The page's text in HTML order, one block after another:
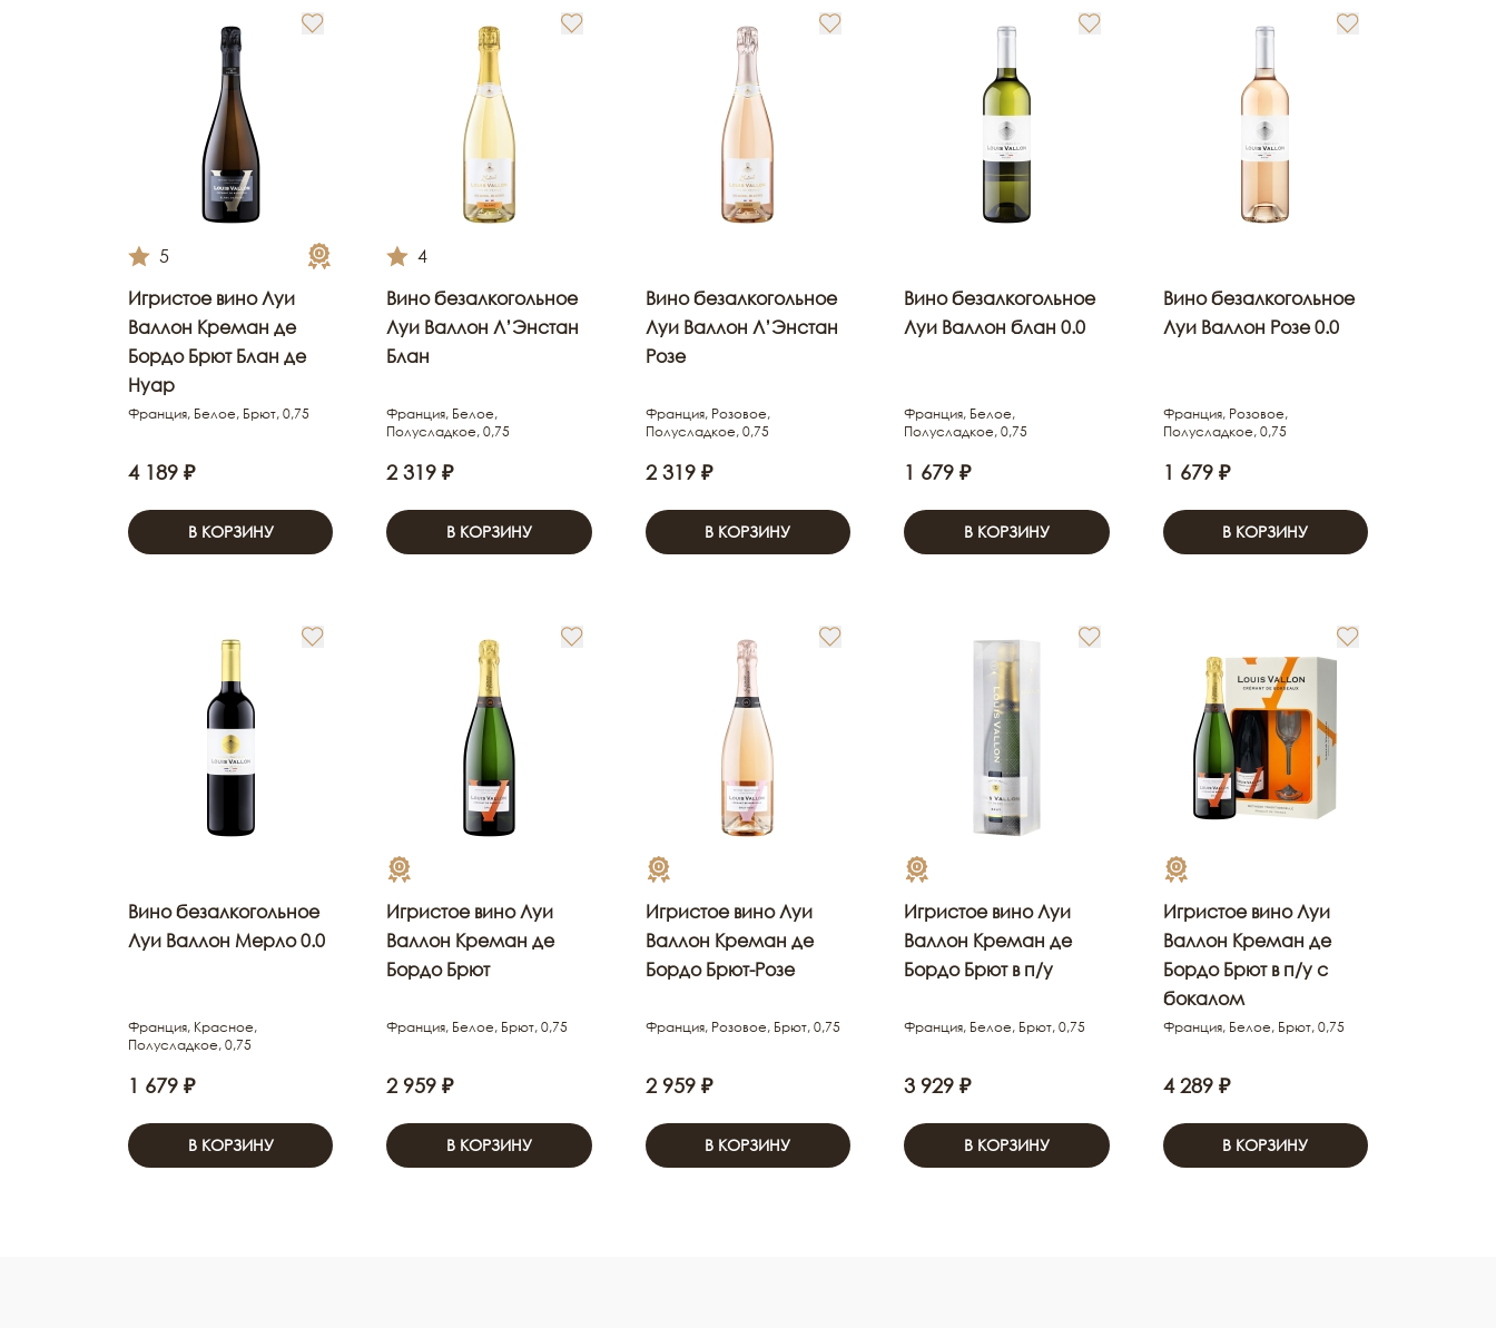
5
Игристое вино Луи
Валлон Креман де
Бордо Брют Блан де
Нуар
Франция, Белое, Брют, 0,75
4 189 ₽
В КОРЗИНУ
4
Вино безалкогольное
Луи Валлон Л’Энстан
Блан
Франция, Белое,
Полусладкое, 0,75
2 319 ₽
В КОРЗИНУ
Вино безалкогольное
Луи Валлон Л’Энстан
Розе
Франция, Розовое,
Полусладкое, 0,75
2 319 ₽
В КОРЗИНУ
Вино безалкогольное
Луи Валлон блан 0.0
Франция, Белое,
Полусладкое, 0,75
1 679 ₽
В КОРЗИНУ
Вино безалкогольное
Луи Валлон Розе 0.0
Франция, Розовое,
Полусладкое, 0,75
1 679 ₽
В КОРЗИНУ
Вино безалкогольное
Луи Валлон Мерло 0.0
Франция, Красное,
Полусладкое, 0,75
1 679 ₽
В КОРЗИНУ
Игристое вино Луи
Валлон Креман де
Бордо Брют
Франция, Белое, Брют, 0,75
2 959 ₽
В КОРЗИНУ
Игристое вино Луи
Валлон Креман де
Бордо Брют-Розе
Франция, Розовое, Брют, 0,75
2 959 ₽
В КОРЗИНУ
Игристое вино Луи
Валлон Креман де
Бордо Брют в п/у
Франция, Белое, Брют, 0,75
3 929 ₽
В КОРЗИНУ
Игристое вино Луи
Валлон Креман де
Бордо Брют в п/у с
бокалом
Франция, Белое, Брют, 0,75
4 289 ₽
В КОРЗИНУ